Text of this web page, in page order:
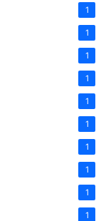
1
1
1
1
1
1
1
1
1
1